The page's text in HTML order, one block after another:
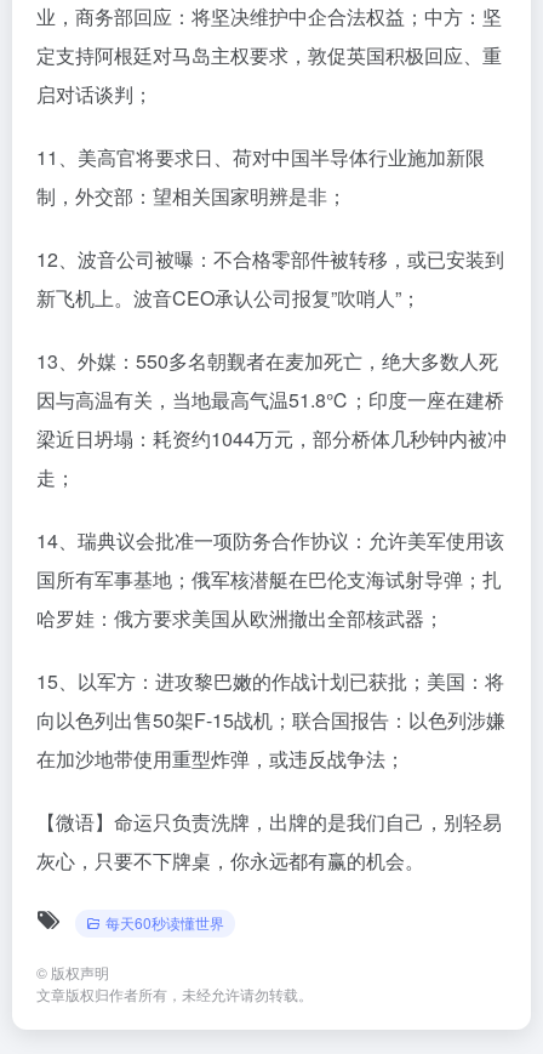
业，商务部回应：将坚决维护中企合法权益；中方：坚
定支持阿根廷对马岛主权要求，敦促英国积极回应、重
启对话谈判；
11、美高官将要求日、荷对中国半导体行业施加新限
制，外交部：望相关国家明辨是非；
12、波音公司被曝：不合格零部件被转移，或已安装到
新飞机上。波音CEO承认公司报复”吹哨人”；
13、外媒：550多名朝觐者在麦加死亡，绝大多数人死
因与高温有关，当地最高气温51.8℃；印度一座在建桥
梁近日坍塌：耗资约1044万元，部分桥体几秒钟内被冲
走；
14、瑞典议会批准一项防务合作协议：允许美军使用该
国所有军事基地；俄军核潜艇在巴伦支海试射导弹；扎
哈罗娃：俄方要求美国从欧洲撤出全部核武器；
15、以军方：进攻黎巴嫩的作战计划已获批；美国：将
向以色列出售50架F-15战机；联合国报告：以色列涉嫌
在加沙地带使用重型炸弹，或违反战争法；
【微语】命运只负责洗牌，出牌的是我们自己，别轻易
灰心，只要不下牌桌，你永远都有赢的机会。
每天60秒读懂世界
© 版权声明
文章版权归作者所有，未经允许请勿转载。